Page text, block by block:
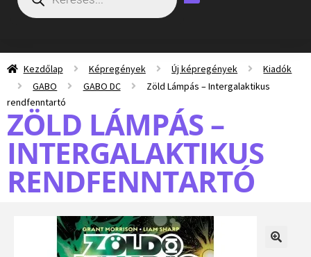
Kezdőlap Képregények Új képregények
Kiadók
GABO
GABO DC
Zöld Lámpás – Intergalaktikus
rendfenntartó
ZÖLD LÁMPÁS –
INTERGALAKTIKUS
RENDFENNTARTÓ